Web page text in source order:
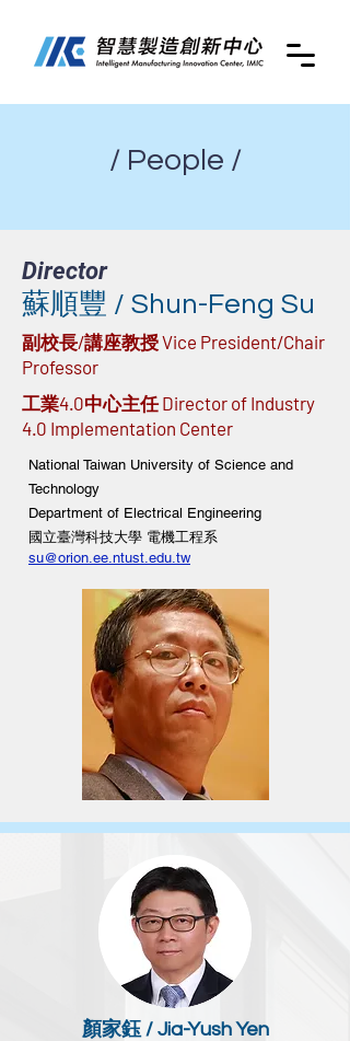
/ People /
Director
蘇順豐 / Shun-Feng Su
副校長/講座教授 Vice President/Chair
Professor
工業4.0中心主任 Director of Industry
4.0 Implementation Center
National Taiwan University of Science and
Technology
Department of Electrical Engineering
國立臺灣科技大學 電機工程系
su@orion.ee.ntust.edu.tw
顏家鈺 / Jia-Yush Yen